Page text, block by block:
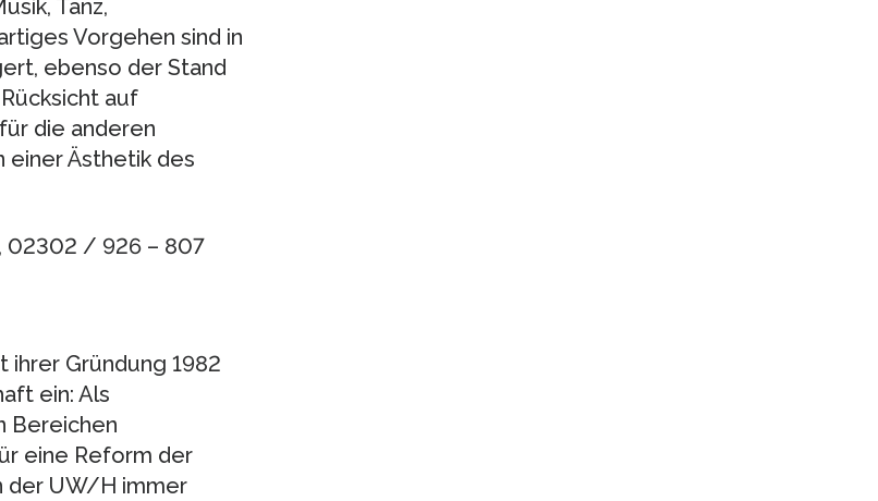
Tanz,
Vorgehen sind in
ebenso der Stand
auf
die anderen
Ästhetik des
02302 / 926 – 807
Gründung 1982
ein: Als
Bereichen
eine Reform der
der UW/H immer